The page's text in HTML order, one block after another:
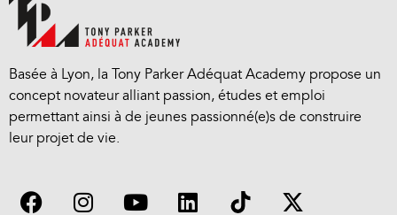
Basée à Lyon, la Tony Parker Adéquat Academy propose un
concept novateur alliant passion, études et emploi
permettant ainsi à de jeunes passionné(e)s de construire
leur projet de vie.